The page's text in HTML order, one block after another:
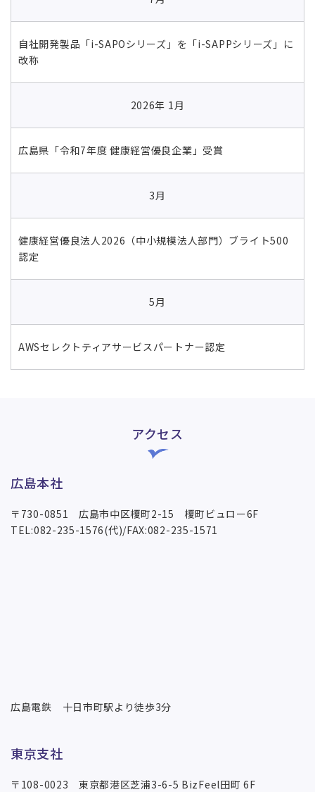
自社開発製品「i-SAPOシリーズ」を「i-SAPPシリーズ」に
改称
2026年 1月
広島県「令和7年度 健康経営優良企業」受賞
3月
健康経営優良法人2026（中小規模法人部門）ブライト500
認定
5月
AWSセレクトティアサービスパートナー認定
アクセス
広島本社
〒730-0851 広島市中区榎町2-15 榎町ビュロー6F
TEL:082-235-1576(代)/FAX:082-235-1571
広島電鉄 十日市町駅より徒歩3分
東京支社
〒108-0023 東京都港区芝浦3-6-5 BizFeel田町 6F